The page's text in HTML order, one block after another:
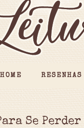
HOME RESENHAS
Se